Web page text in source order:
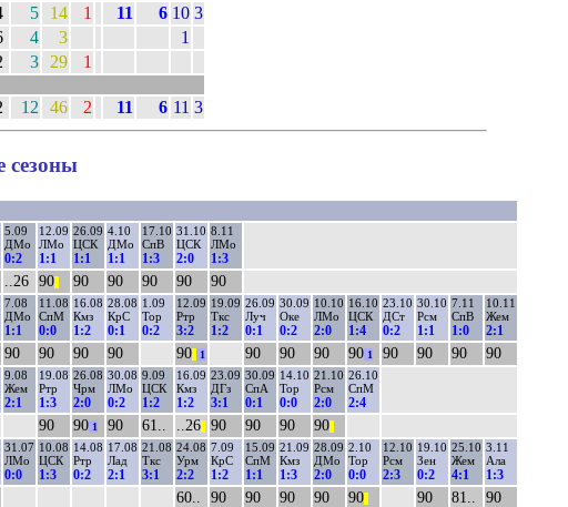
5 14 1 11 6 10 3
4 3
1
3 29 1
12 46 2 11 6 11 3
сезоны
5.09
ДМо
0:2
12.09
ЛМо
1:1
26.09
ЦСК
1:1
4.10
ДМо
1:1
17.10
СпВ
1:3
31.10
ЦСК
2:0
8.11
ЛМо
1:3
..26 90 90 90 90 90 90
7.08
ДМо
1:1
11.08
СпМ
0:0
16.08
Кмз
1:2
28.08
КрС
0:1
1.09
Тор
0:2
12.09
Ртр
3:2
19.09
Ткс
1:2
26.09
Луч
0:1
30.09
Оке
0:2
10.10
ЛМо
2:0
16.10
ЦСК
1:4
23.10
ДСт
0:2
30.10
Рсм
1:1
7.11
СпВ
1:0
10.11
Жем
2:1
90 90 90 90 90 1 90 90 90 90 1 90 90 90 90
9.08
Жем
2:1
19.08
Ртр
1:3
26.08
Чрм
2:0
30.08
ЛМо
0:2
9.09
ЦСК
1:2
16.09
Кмз
1:2
23.09
ДГз
3:1
30.09
СпА
0:1
14.10
Тор
0:0
21.10
Рсм
2:0
26.10
СпМ
2:4
90 90 1 90 61.. ..26 90 90 90 90
31.07
ЛМо
0:0
10.08
ЦСК
1:3
14.08
Ртр
0:2
17.08
Лад
2:1
21.08
Ткс
3:1
24.08
Урм
2:2
7.09
КрС
1:2
15.09
СпМ
1:1
21.09
Кмз
1:3
28.09
ДМо
2:0
2.10
Тор
0:0
12.10
Рсм
2:3
19.10
Зен
0:2
25.10
Жем
4:1
3.11
Ала
1:3
60.. 90 90 90 90 90 90 81.. 90